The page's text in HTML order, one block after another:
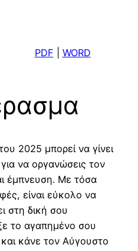
PDF WORD
2025 μπορεί να γίνει
να οργανώσεις τον
έμπνευση. Με τόσα
είναι εύκολο να
στη δική σου
το αγαπημένο σου
κάνε τον Αύγουστο